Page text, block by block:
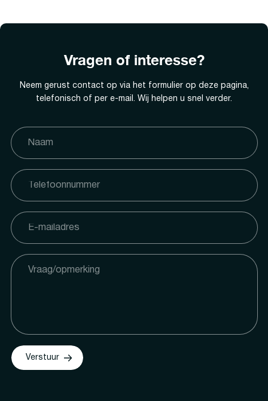
Vragen of interesse?
Neem gerust contact op via het formulier op deze pagina,
telefonisch of per e-mail. Wij helpen u snel verder.
Verstuur